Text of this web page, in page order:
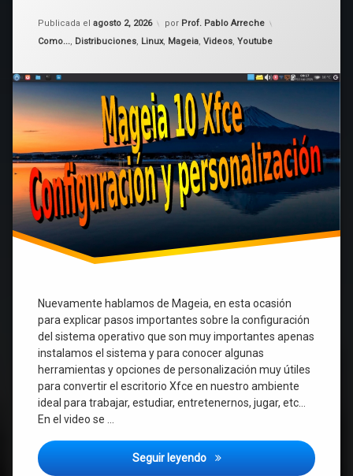
Publicada el agosto 2, 2026
Actualizado el agosto 2, 2026
por Prof. Pablo Arreche
Categorías:
Como..., Distribuciones, Linux, Mageia, Videos, Youtube
Nuevamente hablamos de Mageia, en esta ocasión
para explicar pasos importantes sobre la configuración
del sistema operativo que son muy importantes apenas
instalamos el sistema y para conocer algunas
herramientas y opciones de personalización muy útiles
para convertir el escritorio Xfce en nuestro ambiente
ideal para trabajar, estudiar, entretenernos, jugar, etc…
En el video se …
Seguir leyendo Mageia 10 Xfce –
gran
Linux
ideal
para
todo
uso.